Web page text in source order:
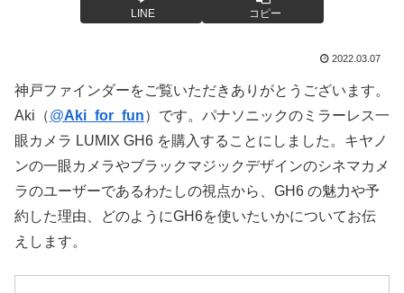
LINE コピー
2022.03.07
神戸ファインダーをご覧いただきありがとうございます。
Aki（@Aki_for_fun）です。パナソニックのミラーレス一
眼カメラ LUMIX GH6 を購入することにしました。キヤノ
ンの一眼カメラやブラックマジックデザインのシネマカメ
ラのユーザーであるわたしの視点から、GH6 の魅力や予
約した理由、どのようにGH6を使いたいかについてお伝
えします。